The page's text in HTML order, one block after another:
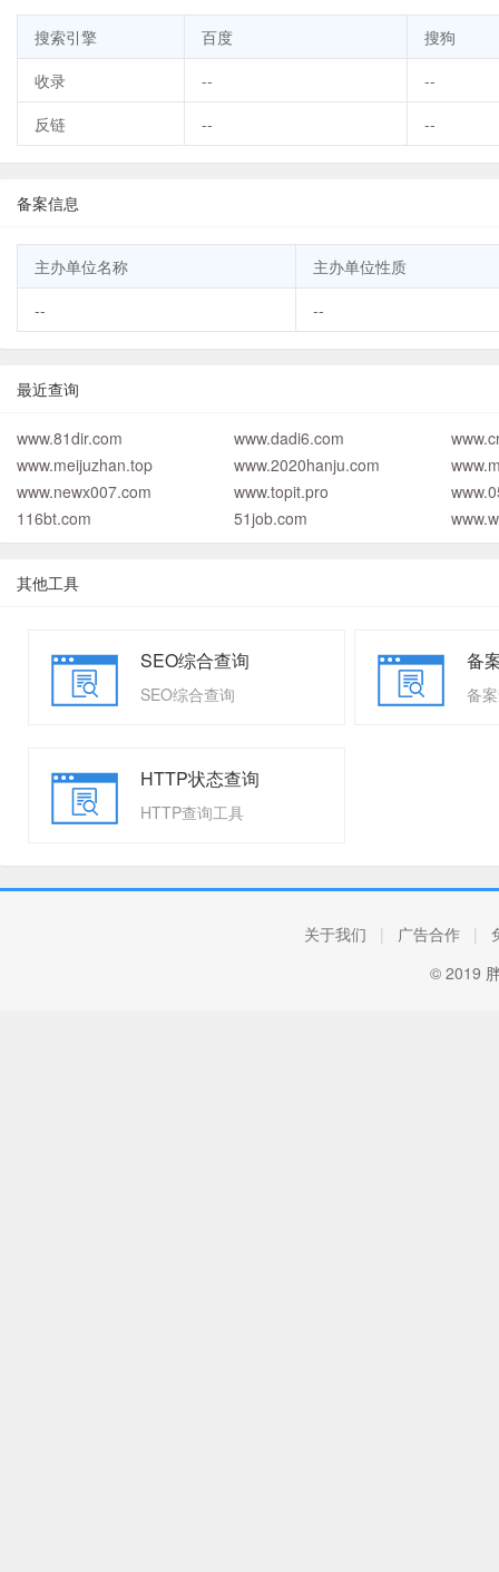
搜索引擎 百度
搜狗
收录
--
--
反链
-- --
备案信息
主办单位名称
主办单位性质
--
--
最近查询
www.81dir.com www.dadi6.com
www.meijuzhan.top
www.2020hanju.com
www.newx007.com
www.topit.pro
116bt.com
51job.com
其他工具
SEO综合查询
SEO综合查询
备
备
HTTP状态查询
HTTP查询工具
关于我们 | 广告合作 |
© 2019